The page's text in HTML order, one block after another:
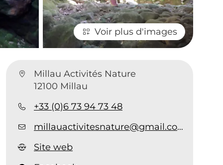
Voir plus d'images
Millau Activités Nature
12100 Millau
+33 (0)6 73 94 73 48
millauactivitesnature@gmail.com
Site web